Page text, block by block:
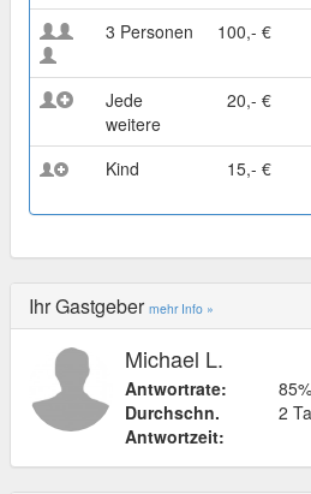
3 Personen
100,- €
Jede
weitere
20,- €
Kind 15,- €
Ihr Gastgeber mehr Info »
Michael L.
Antwortrate:
85%
Durchschn.
Antwortzeit:
2